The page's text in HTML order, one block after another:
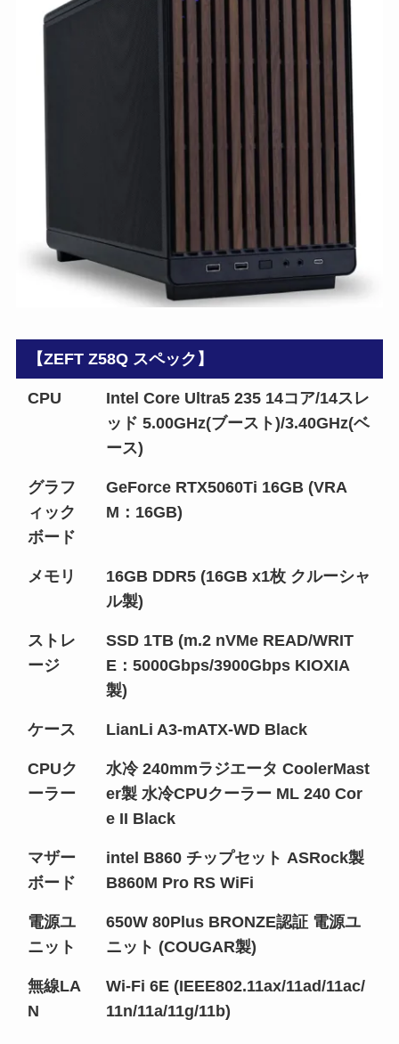
【ZEFT Z58Q スペック】
CPU
Intel Core Ultra5 235 14コア/14スレ
ッド 5.00GHz(ブースト)/3.40GHz(ベ
ース)
グラフ
ィック
ボード
GeForce RTX5060Ti 16GB (VRA
M：16GB)
メモリ
16GB DDR5 (16GB x1枚 クルーシャ
ル製)
ストレ
ージ
SSD 1TB (m.2 nVMe READ/WRIT
E：5000Gbps/3900Gbps KIOXIA
製)
ケース LianLi A3-mATX-WD Black
CPUク
ーラー
水冷 240mmラジエータ CoolerMast
er製 水冷CPUクーラー ML 240 Cor
e II Black
マザー
ボード
intel B860 チップセット ASRock製
B860M Pro RS WiFi
電源ユ
ニット
650W 80Plus BRONZE認証 電源ユ
ニット (COUGAR製)
無線LA
N
Wi-Fi 6E (IEEE802.11ax/11ad/11ac/
11n/11a/11g/11b)